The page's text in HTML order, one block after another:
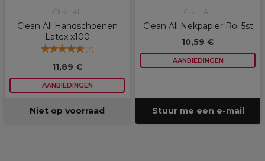
Clean All
Clean All Handschoenen
Latex x100
(3)
11,89 €
AANBIEDINGEN
Niet op voorraad
Clean All
Clean All Nekpapier Rol 5st
10,59 €
AANBIEDINGEN
Stuur me een e-mail